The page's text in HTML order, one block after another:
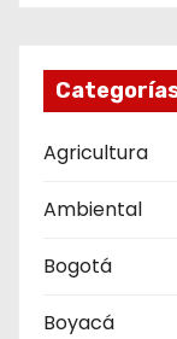
Agricultura
Ambiental
Bogotá
Boyacá